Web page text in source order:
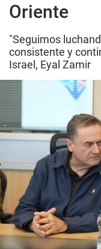
Oriente
"Seguimos
consistente y
Israel, Eyal Zamir